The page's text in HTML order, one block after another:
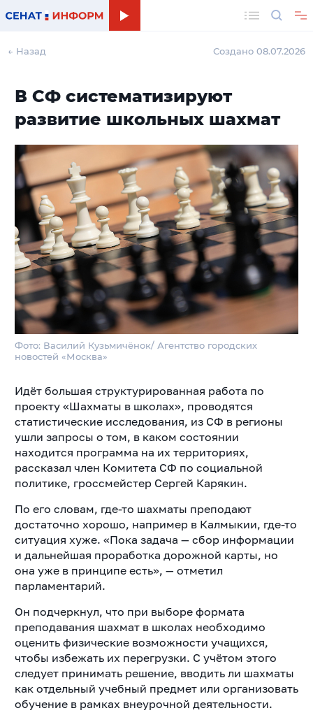
← Назад Создано 08.07.2026
В СФ систематизируют
развитие школьных шахмат
Фото: Василий Кузьмичёнок/ Агентство городских
новостей «Москва»
Идёт большая структурированная работа по
проекту «Шахматы в школах», проводятся
статистические исследования, из СФ в регионы
ушли запросы о том, в каком состоянии
находится программа на их территориях,
рассказал член Комитета СФ по социальной
политике, гроссмейстер Сергей Карякин.
По его словам, где-то шахматы преподают
достаточно хорошо, например в Калмыкии, где-то
ситуация хуже. «Пока задача — сбор информации
и дальнейшая проработка дорожной карты, но
она уже в принципе есть», — отметил
парламентарий.
Он подчеркнул, что при выборе формата
преподавания шахмат в школах необходимо
оценить физические возможности учащихся,
чтобы избежать их перегрузки. С учётом этого
следует принимать решение, вводить ли шахматы
как отдельный учебный предмет или организовать
обучение в рамках внеурочной деятельности.